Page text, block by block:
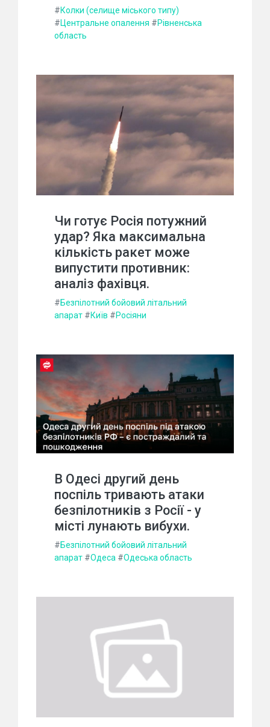
#Колки (селище міського типу)
#Центральне опалення #Рівненська
область
Чи готує Росія потужний
удар? Яка максимальна
кількість ракет може
випустити противник:
аналіз фахівця.
#Безпілотний бойовий літальний
апарат #Київ #Росіяни
В Одесі другий день
поспіль тривають атаки
безпілотників з Росії - у
місті лунають вибухи.
#Безпілотний бойовий літальний
апарат #Одеса #Одеська область